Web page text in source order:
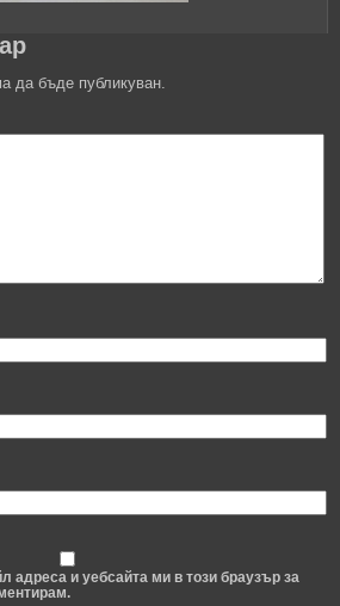
да бъде публикуван.
адреса и уебсайта ми в този браузър за